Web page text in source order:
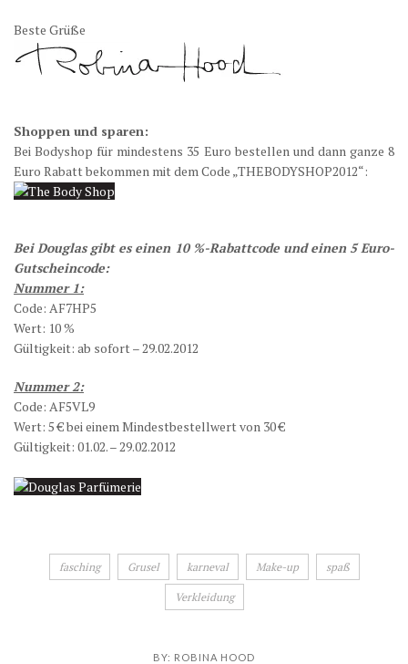
Beste Grüße
Shoppen und sparen:
Bei Bodyshop für mindestens 35 Euro bestellen und dann ganze 8
Euro Rabatt bekommen mit dem Code „THEBODYSHOP2012“:
Bei Douglas gibt es einen 10 %-Rabattcode und einen 5 Euro-
Gutscheincode:
Nummer 1:
Code: AF7HP5
Wert: 10 %
Gültigkeit: ab sofort – 29.02.2012
Nummer 2:
Code: AF5VL9
Wert: 5 € bei einem Mindestbestellwert von 30 €
Gültigkeit: 01.02. – 29.02.2012
fasching Grusel karneval Make-up spaß
Verkleidung
BY: ROBINA HOOD